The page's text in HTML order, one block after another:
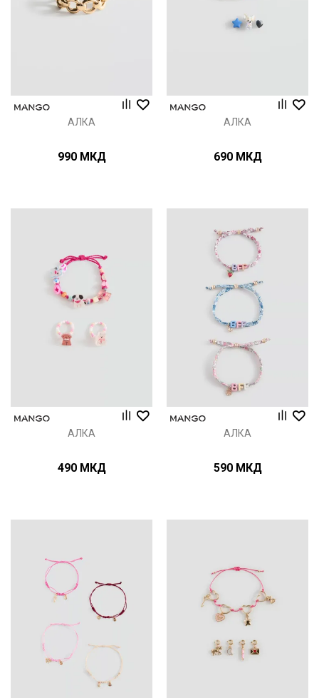
АЛКА
990 МКД
АЛКА
690 МКД
АЛКА
490 МКД
АЛКА
590 МКД